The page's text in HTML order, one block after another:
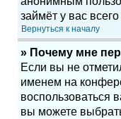
займёт у вас
Вернуться к началу
» Почему мне
Если вы не
именем на
воспользоваться
вы можете